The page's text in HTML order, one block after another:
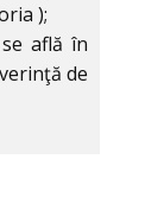
);
află în
de